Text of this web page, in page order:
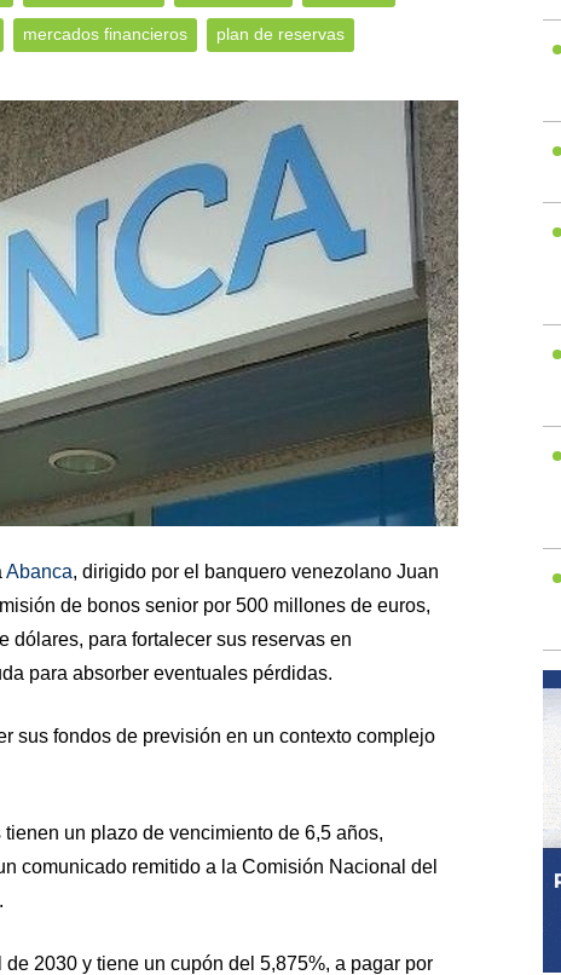
mercados financieros plan de reservas
Abanca, dirigido por el banquero venezolano Juan
de bonos senior por 500 millones de euros,
dólares, para fortalecer sus reservas en
para absorber eventuales pérdidas.
sus fondos de previsión en un contexto complejo
un plazo de vencimiento de 6,5 años,
comunicado remitido a la Comisión Nacional del
2030 y tiene un cupón del 5,875%, a pagar por